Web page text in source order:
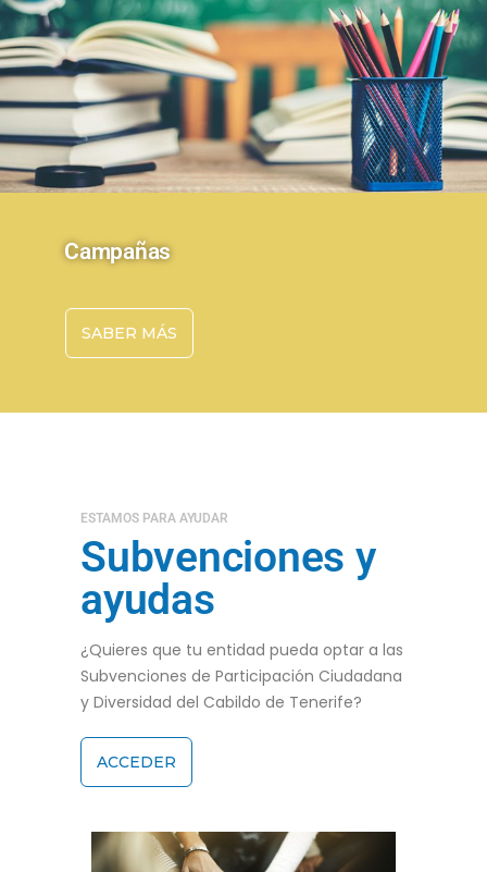
Campañas
SABER MÁS
ESTAMOS PARA AYUDAR
Subvenciones y
ayudas
¿Quieres que tu entidad pueda optar a las
Subvenciones de Participación Ciudadana
y Diversidad del Cabildo de Tenerife?
ACCEDER